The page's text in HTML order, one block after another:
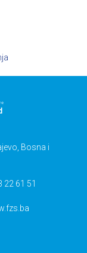
Bosna i
22 61 51